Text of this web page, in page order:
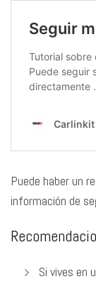
Puede haber un
información de
Si vives en